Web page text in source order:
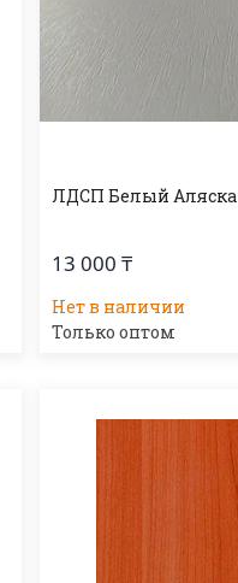
ЛДСП Белый Аляска
13 000 ₸
Нет в наличии
Только оптом